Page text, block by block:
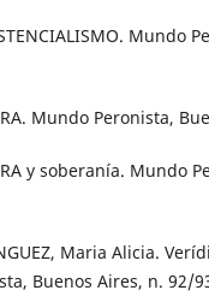
Mundo
Mundo Peronista,
y soberanía. Mundo
Maria Alicia.
Buenos Aires, n. 92/